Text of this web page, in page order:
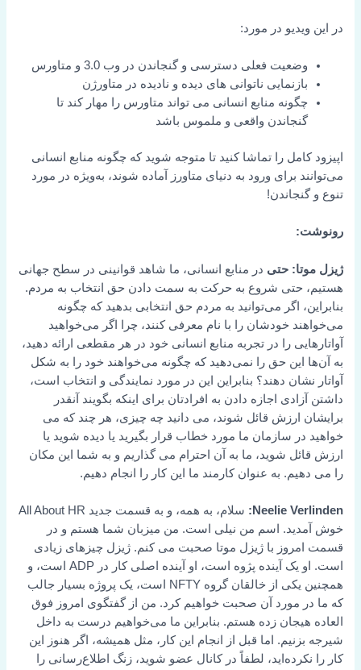
در این ویدیو در مورد:
وضعیت فعلی دسترسی و گنجاندن در وب 3.0 و متاورس
بازنمایی ناتوانی های دیده و نادیده در متاورژن
چگونه منابع انسانی می تواند متاورس را مهار کند تا
گنجاندن واقعی و ملموس باشد
اپیزود کامل را تماشا کنید تا متوجه شوید که چگونه منابع انسانی
می‌توانند برای ورود به دنیای متاورز آماده شوند، به‌ویژه در مورد
تنوع و گنجاندن!
رونوشت:
ژیزل موتا: حتی در منابع انسانی، ما شاهد قوانینی در سطح جهانی
هستیم، حتی شروع به حرکت به سمت دادن حق انتخاب به مردم.
بنابراین، اگر می‌توانید به مردم حق انتخابی بدهید که چگونه
می‌خواهند خودشان را با نام معرفی کنند، چرا اگر می‌خواهید
آواتارهایی را در تجربه منابع انسانی خود در هر مقطعی ارائه دهید،
به آن‌ها این حق را نمی‌دهید که چگونه می‌خواهند خود را به شکل
آواتار نشان دهند؟ بنابراین این در مورد نمایندگی و انتخاب است،
داشتن آزادی اجازه دادن به افرادتان برای اینکه بگویند آنقدر
برایشان ارزش قائل شوند، می دانید چه چیزی، هر چند که می
خواهید در سازمان ما مورد خطاب قرار بگیرید یا دیده شوید یا
ارزش قائل شوید، ما به آن احترام می گذاریم و به شما این مکان
را می دهیم. به عنوان کارمند ما این کار را انجام دهیم.
Neelie Verlinden:
سلام، به همه، و به قسمت جدید All About HR
خوش آمدید. اسم من نیلی است. من میزبان شما هستم و در
قسمت امروز با ژیزل موتا صحبت می کنم. ژیزل چیزهای زیادی
است. او یک آینده پژوه است، او آینده اصلی کار در ADP است، و
همچنین یکی از خالقان گروه NFTY است، یک پروژه بسیار جالب
که ما در مورد آن صحبت خواهیم کرد. من از گفتگوی امروز فوق
العاده هیجان زده هستم. بنابراین ما می‌خواهیم درست به داخل
شیرجه بزنیم. اما قبل از انجام این کار، مثل همیشه، اگر هنوز این
کار را نکرده‌اید، لطفاً در کانال عضو شوید، زنگ اطلاع‌رسانی را